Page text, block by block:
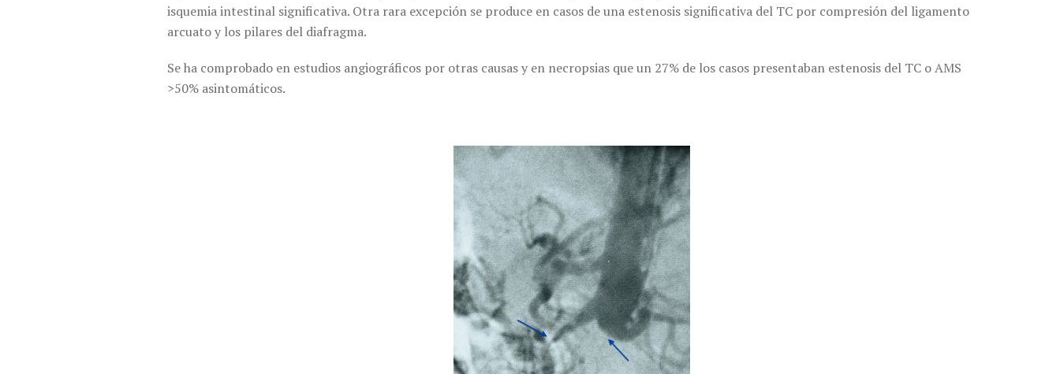
isquemia intestinal significativa. Otra rara excepción se produce en casos de una estenosis significativa del TC por compresión del ligamento
arcuato y los pilares del diafragma.
Se ha comprobado en estudios angiográficos por otras causas y en necropsias que un 27% de los casos presentaban estenosis del TC o AMS
>50% asintomáticos.